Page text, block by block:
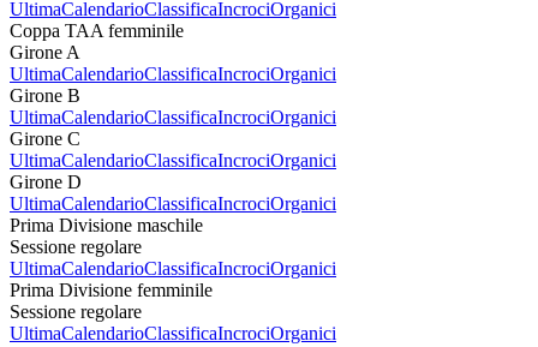
UltimaCalendarioClassificaIncrociOrganici
Coppa TAA femminile
Girone A
UltimaCalendarioClassificaIncrociOrganici
Girone B
UltimaCalendarioClassificaIncrociOrganici
Girone C
UltimaCalendarioClassificaIncrociOrganici
Girone D
UltimaCalendarioClassificaIncrociOrganici
Prima Divisione maschile
Sessione regolare
UltimaCalendarioClassificaIncrociOrganici
Prima Divisione femminile
Sessione regolare
UltimaCalendarioClassificaIncrociOrganici